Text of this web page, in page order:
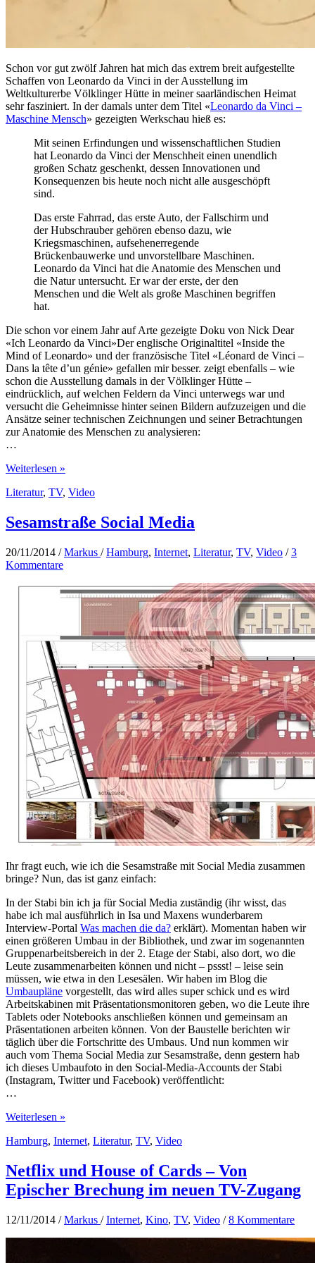
Schon vor gut zwölf Jahren hat mich das extrem breit aufgestellte
Schaffen von Leonardo da Vinci in der Ausstellung im
Weltkulturerbe Völklinger Hütte in meiner saarländischen Heimat
sehr fasziniert. In der damals unter dem Titel «Leonardo da Vinci –
Maschine Mensch» gezeigten Werkschau hieß es:
Mit seinen Erfindungen und wissenschaftlichen Studien
hat Leonardo da Vinci der Menschheit einen unendlich
großen Schatz geschenkt, dessen Innovationen und
Konsequenzen bis heute noch nicht alle ausgeschöpft
sind.
Das erste Fahrrad, das erste Auto, der Fallschirm und
der Hubschrauber gehören ebenso dazu, wie
Kriegsmaschinen, aufsehenerregende
Brückenbauwerke und unvorstellbare Maschinen.
Leonardo da Vinci hat die Anatomie des Menschen und
die Natur untersucht. Er war der erste, der den
Menschen und die Welt als große Maschinen begriffen
hat.
Die schon vor einem Jahr auf Arte gezeigte Doku von Nick Dear
«Ich Leonardo da Vinci»Der englische Originaltitel «Inside the
Mind of Leonardo» und der französische Titel «Léonard de Vinci –
Dans la tête d’un génie» gefallen mir besser. zeigt ebenfalls – wie
schon die Ausstellung damals in der Völklinger Hütte –
eindrücklich, auf welchen Feldern da Vinci unterwegs war und
versucht die Geheimnisse hinter seinen Bildern aufzuzeigen und die
Ansätze seiner technischen Zeichnungen und seiner Betrachtungen
zur Anatomie des Menschen zu analysieren:
…
Leonardo
Vinci
Genie
mit
Interessen
Weiterlesen »
Literatur, TV, Video
Sesamstraße Social Media
20/11/2014 /Markus /Hamburg, Internet, Literatur, TV, Video /3
Kommentare
Ihr fragt euch, wie ich die Sesamstraße mit Social Media zusammen
bringe? Nun, das ist ganz einfach:
In der Stabi bin ich ja für Social Media zuständig (ihr wisst, das
habe ich mal ausführlich in Isa und Maxens wunderbarem
Interview-Portal Was machen die da? erklärt). Momentan haben wir
einen größeren Umbau in der Bibliothek, und zwar im sogenannten
Gruppenarbeitsbereich in der 2. Etage der Stabi, also dort, wo die
Leute zusammenarbeiten können und nicht – pssst! – leise sein
müssen, wie etwa in den Lesesälen. Wir haben im Blog die
Umbaupläne vorgestellt, das wird alles super schick und es wird
Arbeitskabinen mit Präsentationsmonitoren geben, wo die Leute ihre
Tablets oder Notebooks anschließen können und gemeinsam an
Präsentationen arbeiten können. Von der Baustelle berichten wir
täglich über die Fortschritte des Umbaus. Und nun kommen wir
auch vom Thema Social Media zur Sesamstraße, denn gestern hab
ich dieses Umbaufoto in den Social-Media-Accounts der Stabi
(Instagram, Twitter und Facebook) veröffentlicht:
…
Sesamstraße
Media
Weiterlesen »
Hamburg, Internet, Literatur, TV, Video
Netflix und House of Cards – Von
Epischer Brechung im neuen TV-Zugang
12/11/2014 /Markus /Internet, Kino, TV, Video /8 Kommentare